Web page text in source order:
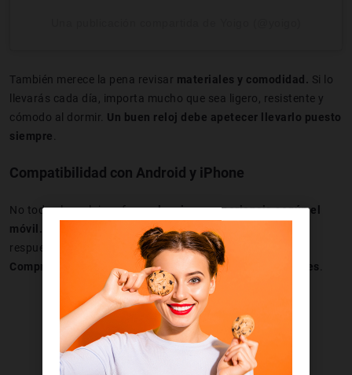
También merece la pena revisar materiales y comodidad. Si lo
llevarás cada día, importa mucho que sea ligero, resistente y
cómodo al dormir. Un buen reloj debe apetecer llevarlo puesto
siempre
Compatibilidad con Android y iPhone
No todos los relojes ofrecenla misma experiencia según el
móvil.
Algunos aprovechan mejor Android y otros limitan
respuestas a notificaciones o sincronización en iPhone.
Comprobar compatibilidad evita compras decepcionantes